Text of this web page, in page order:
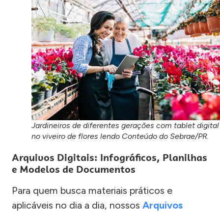
Jardineiros de diferentes gerações com tablet digital
no viveiro de flores lendo Conteúdo do Sebrae/PR.
Arquivos Digitais: Infográficos, Planilhas
e Modelos de Documentos
Para quem busca materiais práticos e
aplicáveis no dia a dia, nossos Arquivos